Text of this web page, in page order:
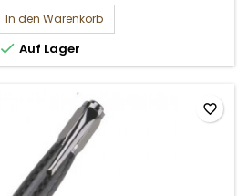
In den Warenkorb
 Auf Lager
favorite_border